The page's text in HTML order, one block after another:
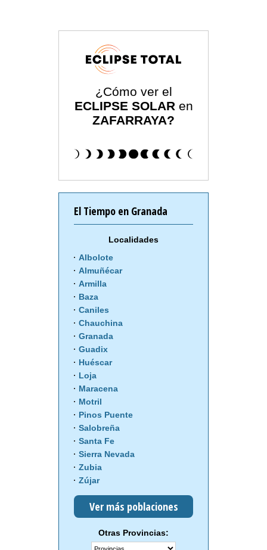
¿Cómo ver el
ECLIPSE SOLAR en
ZAFARRAYA?
El Tiempo en Granada
Localidades
Albolote
Almuñécar
Armilla
Baza
Caniles
Chauchina
Granada
Guadix
Huéscar
Loja
Maracena
Motril
Pinos Puente
Salobreña
Santa Fe
Sierra Nevada
Zubia
Zújar
Ver más poblaciones
Otras Provincias: